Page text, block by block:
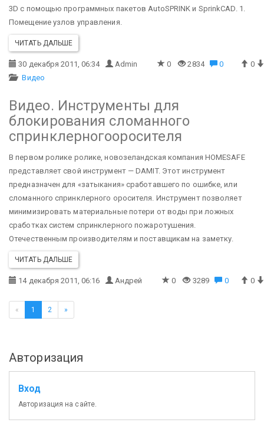
3D с помощью программных пакетов AutoSPRINK и SprinkCAD. 1.
Помещение узлов управления.
ЧИТАТЬ ДАЛЬШЕ
30 декабря 2011, 06:34 Admin 0 2834 0
0
Видео
Видео. Инструменты для
блокирования сломанного
спринклерногооросителя
В первом ролике ролике, новозеландская компания HOMESAFE
представляет свой инструмент — DAMIT. Этот инструмент
предназначен для «затыкания» сработавшего по ошибке, или
сломанного спринклерного оросителя. Инструмент позволяет
минимизировать материальные потери от воды при ложных
сработках систем спринклерного пожаротушения.
Отечественным производителям и поставщикам на заметку.
ЧИТАТЬ ДАЛЬШЕ
14 декабря 2011, 06:16 Андрей 0 3289 0 0
« 1 2 »
Авторизация
Вход
Авторизация на сайте.